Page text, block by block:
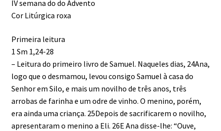
IV semana do do Advento
Cor Litúrgica roxa
Primeira leitura
1 Sm 1,24-28
– Leitura do primeiro livro de Samuel. Naqueles dias, 24Ana,
logo que o desmamou, levou consigo Samuel à casa do
Senhor em Silo, e mais um novilho de três anos, três
arrobas de farinha e um odre de vinho. O menino, porém,
era ainda uma criança. 25Depois de sacrificarem o novilho,
apresentaram o menino a Eli. 26E Ana disse-lhe: “Ouve,